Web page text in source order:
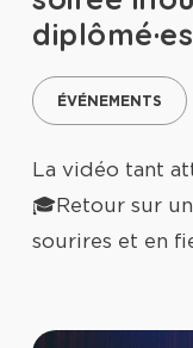
ÉVÉNEMENTS
La vidéo tant
🎓Retour sur
sourires et en